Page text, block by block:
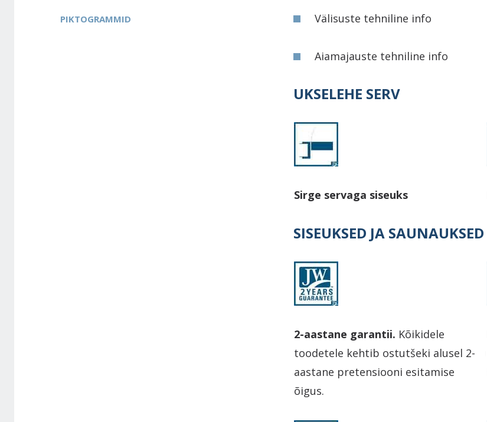
PIKTOGRAMMID Välisuste tehniline info
Aiamajauste tehniline info
UKSELEHE SERV
Sirge servaga siseuks
SISEUKSED JA SAUNAUKSED
2-aastane garantii. Kõikidele
toodetele kehtib ostutšeki alusel 2-
aastane pretensiooni esitamise
õigus.